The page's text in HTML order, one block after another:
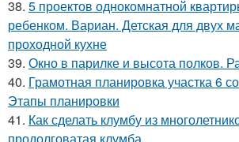
38. 5 проектов однокомнатной
ребенком. Вариан. Детская для двух
проходной кухне
39. Окно в парилке и высота полков.
40. Грамотная планировка участка 6
Этапы планировки
41. Как сделать клумбу из